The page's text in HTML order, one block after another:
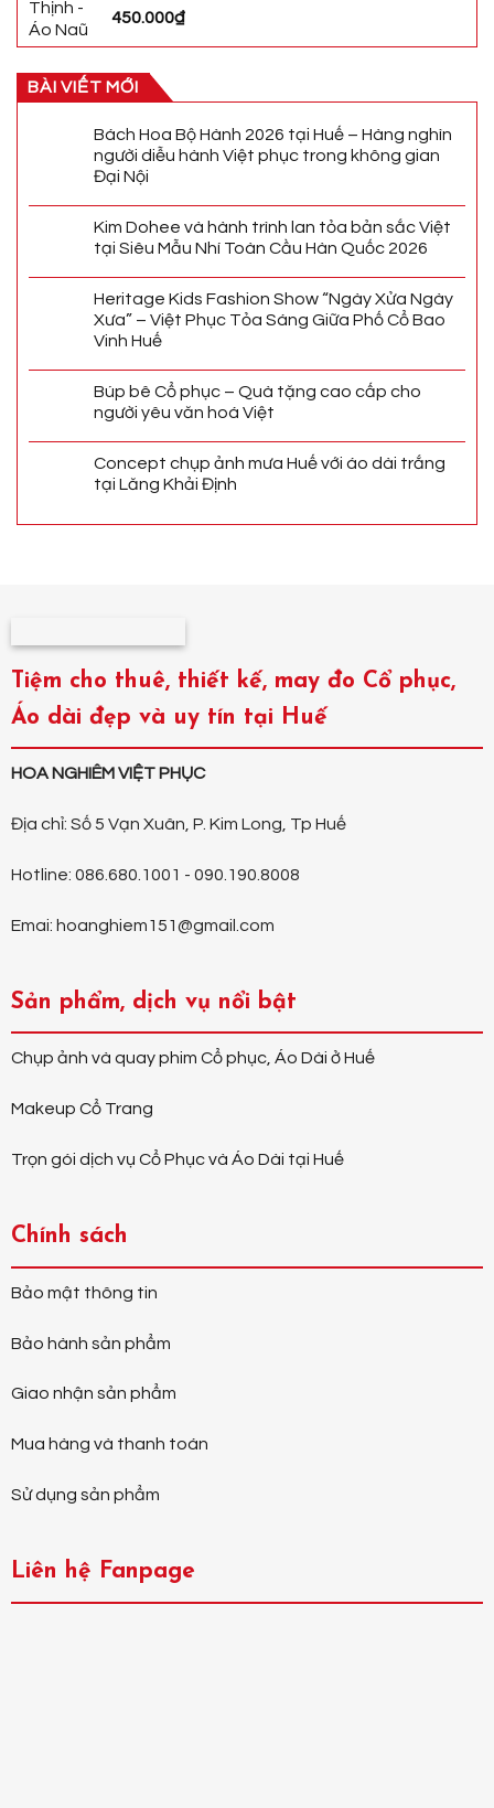
450.000₫
BÀI VIẾT MỚI
Bách Hoa Bộ Hành 2026 tại Huế – Hàng nghìn
người diễu hành Việt phục trong không gian
Đại Nội
Kim Dohee và hành trình lan tỏa bản sắc Việt
tại Siêu Mẫu Nhí Toàn Cầu Hàn Quốc 2026
Heritage Kids Fashion Show “Ngày Xửa Ngày
Xưa” – Việt Phục Tỏa Sáng Giữa Phố Cổ Bao
Vinh Huế
Búp bê Cổ phục – Quà tặng cao cấp cho
người yêu văn hoá Việt
Concept chụp ảnh mưa Huế với áo dài trắng
tại Lăng Khải Định
Tiệm cho thuê, thiết kế, may đo Cổ phục,
Áo dài đẹp và uy tín tại Huế
HOA NGHIÊM VIỆT PHỤC
Địa chỉ: Số 5 Vạn Xuân, P. Kim Long, Tp Huế
Hotline: 086.680.1001 - 090.190.8008
Emai: hoanghiem151@gmail.com
Sản phẩm, dịch vụ nổi bật
Chụp ảnh và quay phim Cổ phục, Áo Dài ở Huế
Makeup Cổ Trang
Trọn gói dịch vụ Cổ Phục và Áo Dài tại Huế
Chính sách
Bảo mật thông tin
Bảo hành sản phẩm
Giao nhận sản phẩm
Mua hàng và thanh toán
Sử dụng sản phẩm
Liên hệ Fanpage